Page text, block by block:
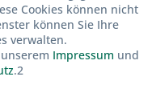
Cookies können nicht
können Sie Ihre
verwalten.
Impressum und
.2